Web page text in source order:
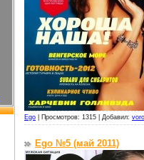
Ego Просмотров: 1315 | Добавил:
Ego №5 (май 2011)